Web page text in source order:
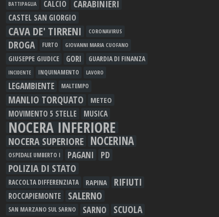
BATTIPAGLIA CALCIO CARABINIERI
CASTEL SAN GIORGIO
CAVA DE' TIRRENI CORONAVIRUS
DROGA FURTO GIOVANNI MARIA CUOFANO
GIUSEPPE GIUDICE GORI GUARDIA DI FINANZA
INCIDENTE INQUINAMENTO LAVORO
LEGAMBIENTE MALTEMPO
MANLIO TORQUATO METEO
MOVIMENTO 5 STELLE MUSICA
NOCERA INFERIORE
NOCERA SUPERIORE NOCERINA
OSPEDALE UMBERTO I PAGANI PD
POLIZIA DI STATO
RACCOLTA DIFFERENZIATA RAPINA RIFIUTI
ROCCAPIEMONTE SALERNO
SAN MARZANO SUL SARNO SARNO SCUOLA